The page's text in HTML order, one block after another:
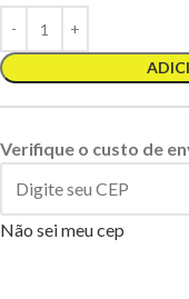
Verifique o custo de
Não sei meu cep